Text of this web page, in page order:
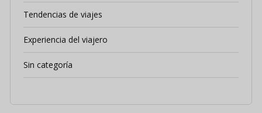
Tendencias de viajes
Experiencia del viajero
Sin categoría